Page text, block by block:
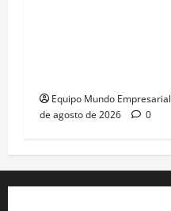
Equipo Mundo Empresarial
de agosto de 2026
0